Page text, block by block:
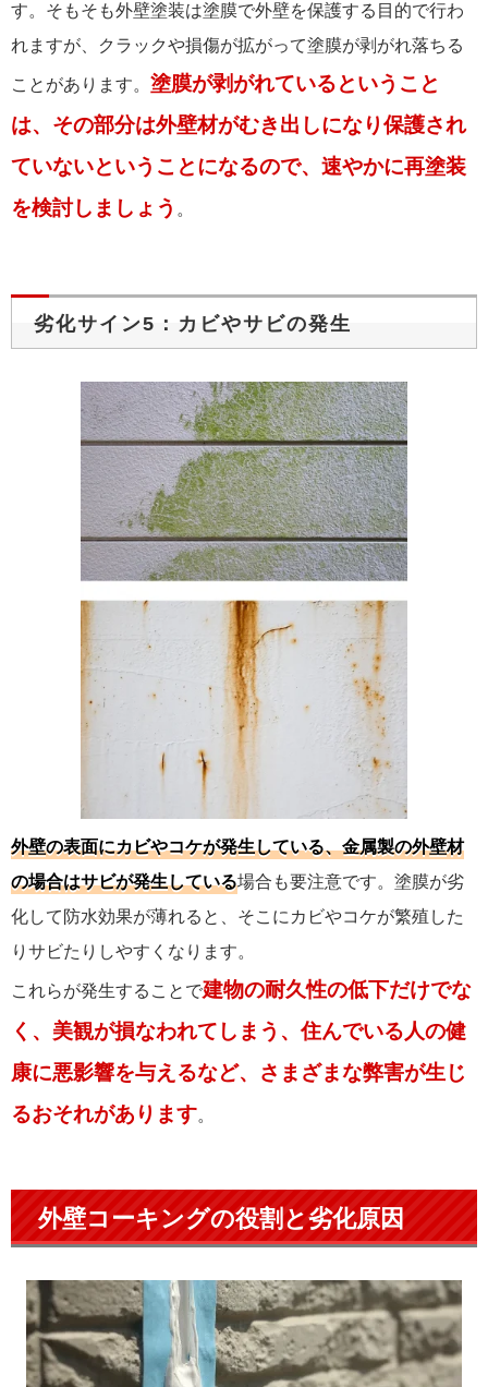
す。そもそも外壁塗装は塗膜で外壁を保護する目的で行わ
れますが、クラックや損傷が拡がって塗膜が剥がれ落ちる
ことがあります。 塗膜が剥がれているということ
は、その部分は外壁材がむき出しになり保護され
ていないということになるので、速やかに再塗装
を検討しましょう 。
劣化サイン5：カビやサビの発生
外壁の表面にカビやコケが発生している、金属製の外壁材
の場合はサビが発生している場合も要注意です。塗膜が劣
化して防水効果が薄れると、そこにカビやコケが繁殖した
りサビたりしやすくなります。
これらが発生することで建物の耐久性の低下だけでな
く、美観が損なわれてしまう、住んでいる人の健
康に悪影響を与えるなど、さまざまな弊害が生じ
るおそれがあります。
外壁コーキングの役割と劣化原因